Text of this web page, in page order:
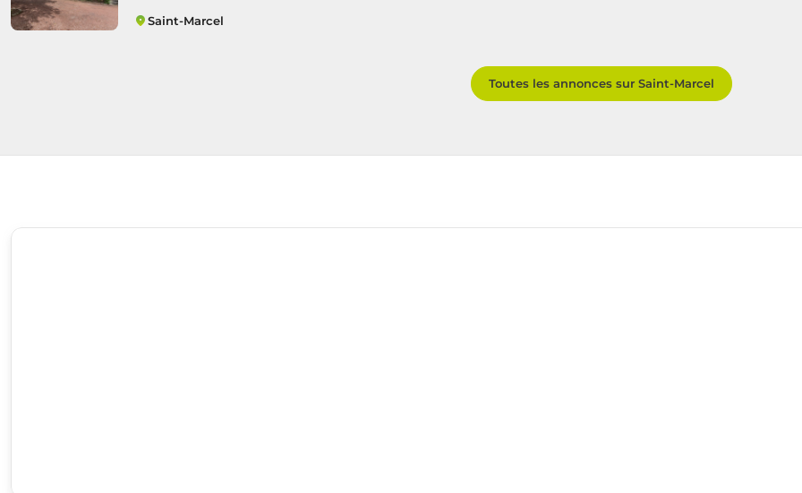
Saint-Marcel
Toutes les annonces sur Saint-Marcel